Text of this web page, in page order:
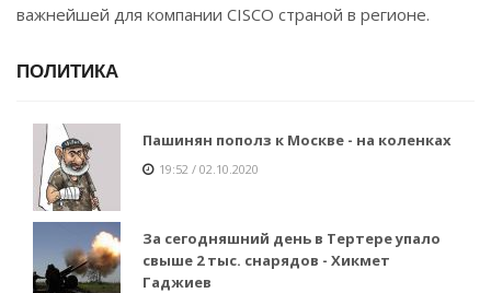
важнейшей для компании CISCO страной в регионе.
ПОЛИТИКА
Пашинян пополз к Москве - на коленках
19:52 / 02.10.2020
За сегодняшний день в Тертере упало
свыше 2 тыс. снарядов - Хикмет
Гаджиев